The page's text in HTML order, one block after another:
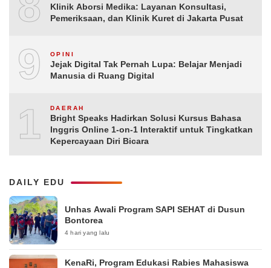
Klinik Aborsi Medika: Layanan Konsultasi,
Pemeriksaan, dan Klinik Kuret di Jakarta Pusat
9 OPINI
Jejak Digital Tak Pernah Lupa: Belajar Menjadi
Manusia di Ruang Digital
10DAERAH
Bright Speaks Hadirkan Solusi Kursus Bahasa
Inggris Online 1-on-1 Interaktif untuk Tingkatkan
Kepercayaan Diri Bicara
DAILY EDU
Unhas Awali Program SAPI SEHAT di Dusun
Bontorea
4 hari yang lalu
KenaRi, Program Edukasi Rabies Mahasiswa